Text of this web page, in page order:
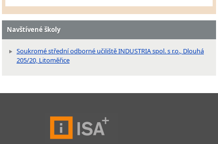
Navštívené školy
Soukromé střední odborné učiliště INDUSTRIA spol. s r.o., Dlouhá
205/20, Litoměřice